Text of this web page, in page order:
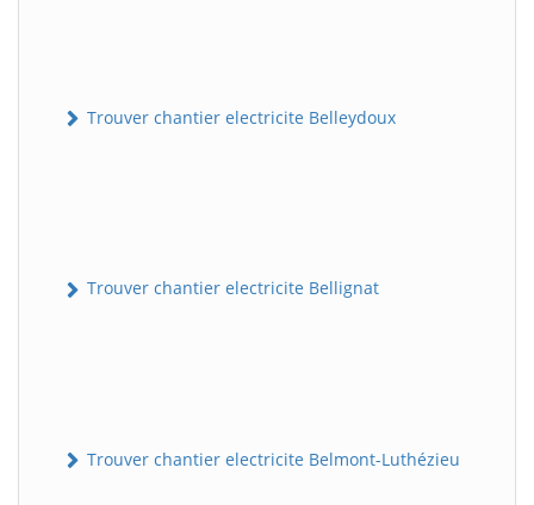
Trouver chantier electricite Belleydoux
Trouver chantier electricite Bellignat
Trouver chantier electricite Belmont-Luthézieu